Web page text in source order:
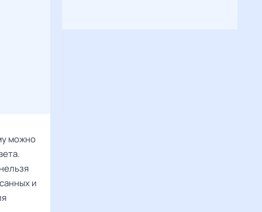
можно
и